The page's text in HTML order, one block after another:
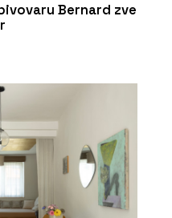
Bernard zve